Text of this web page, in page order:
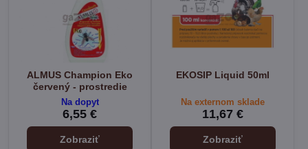
ALMUS Champion Eko
červený - prostredie
Na dopyt
6,55 €
Zobraziť
EKOSIP Liquid 50ml
Na externom sklade
11,67 €
Zobraziť